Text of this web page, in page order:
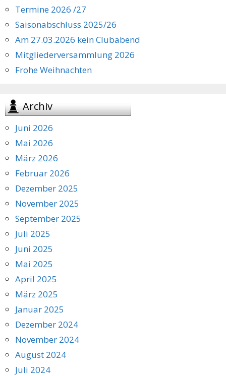
Termine 2026 /27
Saisonabschluss 2025/26
Am 27.03.2026 kein Clubabend
Mitgliederversammlung 2026
Frohe Weihnachten
Archiv
Juni 2026
Mai 2026
März 2026
Februar 2026
Dezember 2025
November 2025
September 2025
Juli 2025
Juni 2025
Mai 2025
April 2025
März 2025
Januar 2025
Dezember 2024
November 2024
August 2024
Juli 2024